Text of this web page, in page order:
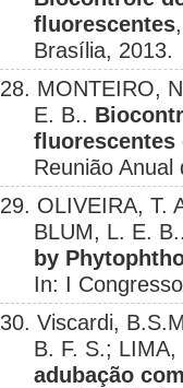
fluorescentes
Brasília, 2013.
28. MONTEIRO,
E. B..
Reunião
29. OLIVEIRA, T.
BLUM, L. E.
by
In: I
30. Viscardi,
B. F. S.;
adubação